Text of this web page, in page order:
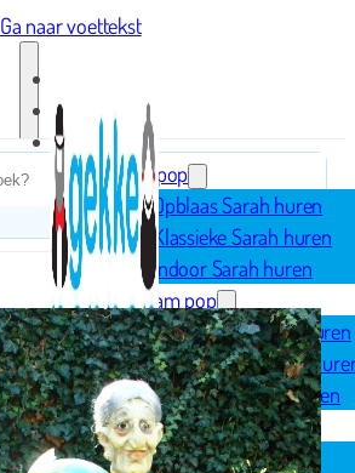
Ga naar voettekst
Home
Sarah pop
Opblaas Sarah huren
Klassieke Sarah huren
Indoor Sarah huren
Abraham pop
Opblaas Abraham huren
Klassieke Abraham
Indoor Abraham huren
Geboorte
Opblaasfiguren